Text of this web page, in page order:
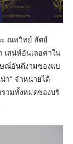
ณพวิทย์ สัตย์
เสน่ห์อันเลอค่าใน
ณ์อันดีงามของแบ
า” จำหน่ายได้
วมทั้งหมดของบริ